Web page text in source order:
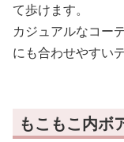
て歩けます。
カジュアルなコー
にも合わせやすい
もこもこ内ボ